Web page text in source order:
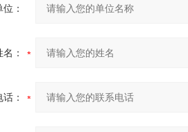
：
：
：